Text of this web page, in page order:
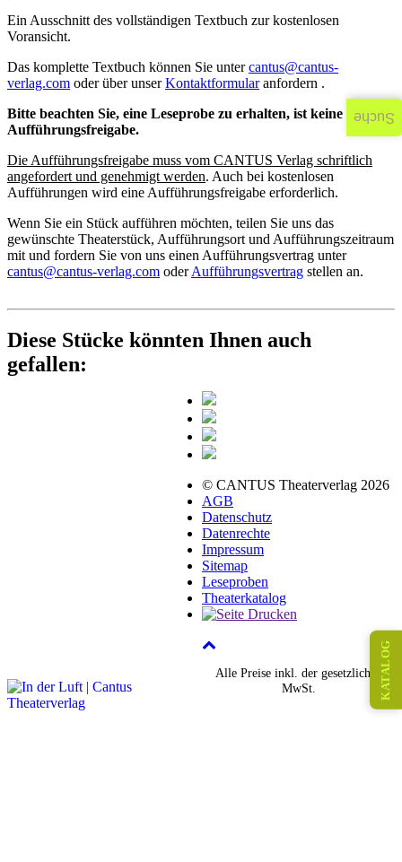
Ein Ausschnitt des vollständigen Textbuch zur kostenlosen
Voransicht.
Das komplette Textbuch können Sie untercantus@cantus-
verlag.com oder über unserKontaktformularanfordern .
Bitte beachten Sie, eine Leseprobe zu erhalten, ist keine
Aufführungsfreigabe.
Die Aufführungsfreigabe muss vom CANTUS Verlag schriftlich
angefordert und genehmigt werden. Auch bei kostenlosen
Aufführungen wird eine Aufführungsfreigabe erforderlich.
Wenn Sie ein Stück aufführen möchten, teilen Sie uns das
gewünschte Theaterstück, Aufführungsort und Aufführungszeitraum
mit und fordern Sie von uns einen Aufführungsvertrag unter
cantus@cantus-verlag.com oderAufführungsvertrag stellen an.
Diese Stücke könnten Ihnen auch
gefallen:
© CANTUS Theaterverlag 2026
AGB
Datenschutz
Datenrechte
Impressum
Sitemap
Leseproben
Theaterkatalog
Alle Preise inkl. der gesetzlichen
MwSt.
KATALOG
Suche